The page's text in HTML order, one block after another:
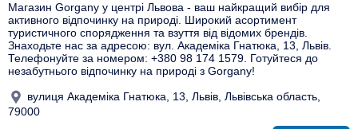
Магазин Gorgany у центрі Львова - ваш найкращий вибір для
активного відпочинку на природі. Широкий асортимент
туристичного спорядження та взуття від відомих брендів.
Знаходьте нас за адресою: вул. Академіка Гнатюка, 13, Львів.
Телефонуйте за номером: +380 98 174 1579. Готуйтеся до
незабутнього відпочинку на природі з Gorgany!
вулиця Академіка Гнатюка, 13, Львів, Львівська область,
79000